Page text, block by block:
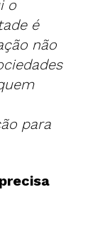
o
é
não
para